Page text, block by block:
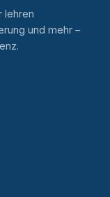
lehren
und mehr –